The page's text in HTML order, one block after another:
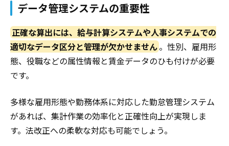
データ管理システムの重要性
正確な算出には、給与計算システムや人事システムでの
適切なデータ区分と管理が欠かせません。性別、雇用形
態、役職などの属性情報と賃金データのひも付けが必要
です。
多様な雇用形態や勤務体系に対応した勤怠管理システム
があれば、集計作業の効率化と正確性向上が実現しま
す。法改正への柔軟な対応も可能でしょう。